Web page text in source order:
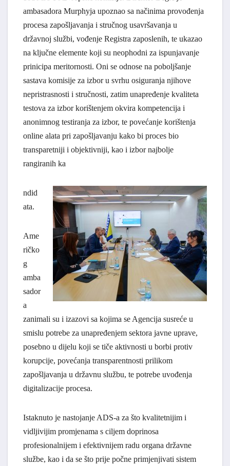
ambasadora Murphyja upoznao sa načinima provođenja
procesa zapošljavanja i stručnog usavršavanja u
državnoj službi, vođenje Registra zaposlenih, te ukazao
na ključne elemente koji su neophodni za ispunjavanje
prinicipa meritornosti. Oni se odnose na poboljšanje
sastava komisije za izbor u svrhu osiguranja njihove
nepristrasnosti i stručnosti, zatim unapređenje kvaliteta
testova za izbor korištenjem okvira kompetencija i
anonimnog testiranja za izbor, te povećanje korištenja
online alata pri zapošljavanju kako bi proces bio
transparetniji i objektivniji, kao i izbor najbolje
rangiranih ka
ndid
ata.
Ame
ričko
g
amba
sador
a
zanimali su i izazovi sa kojima se Agencija susreće u
smislu potrebe za unapređenjem sektora javne uprave,
posebno u dijelu koji se tiče aktivnosti u borbi protiv
korupcije, povećanja transparentnosti prilikom
zapošljavanja u državnu službu, te potrebe uvođenja
digitalizacije procesa.
Istaknuto je nastojanje ADS-a za što kvalitetnijim i
vidljivijim promjenama s ciljem doprinosa
profesionalnijem i efektivnijem radu organa državne
službe, kao i da se što prije počne primjenjivati sistem